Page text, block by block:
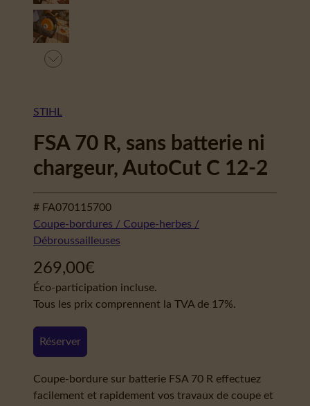
STIHL
FSA 70 R, sans batterie ni
chargeur, AutoCut C 12-2
# FA070115700
Coupe-bordures / Coupe-herbes /
Débroussailleuses
269,00€
Éco-participation incluse.
Tous les prix comprennent la TVA de 17%.
Réserver
Coupe-bordure sur batterie FSA 70 R effectuez
facilement et rapidement vos travaux de coupe et